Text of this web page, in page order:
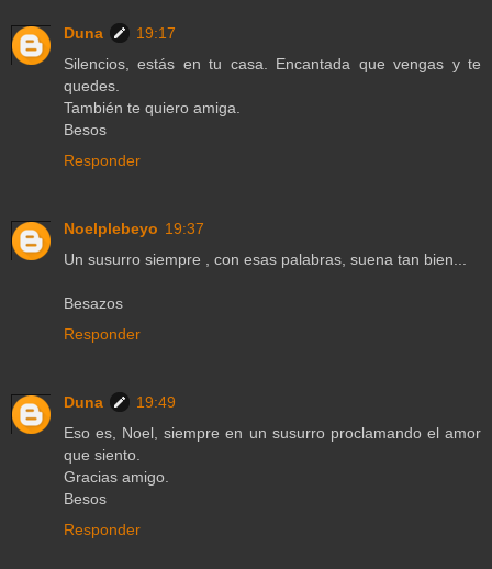
Duna
19:17
Silencios, estás en tu casa. Encantada que vengas y te
quedes.
También te quiero amiga.
Besos
Responder
Noelplebeyo 19:37
Un susurro siempre , con esas palabras, suena tan bien...
Besazos
Responder
Duna
19:49
Eso es, Noel, siempre en un susurro proclamando el amor
que siento.
Gracias amigo.
Besos
Responder